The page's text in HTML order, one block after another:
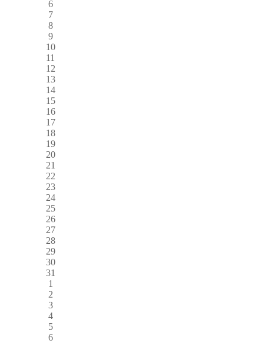
6
7
8
9
10
11
12
13
14
15
16
17
18
19
20
21
22
23
24
25
26
27
28
29
30
31
1
2
3
4
5
6